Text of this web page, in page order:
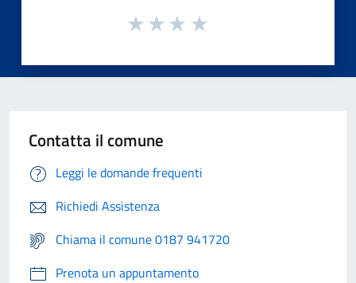
Contatta il comune
Leggi le domande frequenti
Richiedi Assistenza
Chiama il comune 0187 941720
Prenota un appuntamento